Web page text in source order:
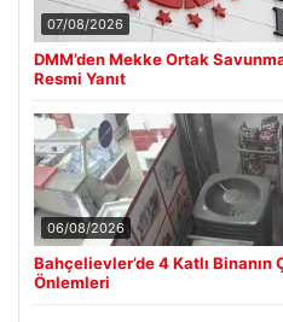
07/08/2026
DMM’den Mekke Ortak
Resmi Yanıt
06/08/2026
Bahçelievler’de 4 Katlı
Önlemleri